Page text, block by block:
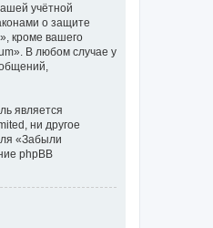
учётной
о защите
кроме вашего
В любом случае у
является
ни другое
«Забыли
phpBB